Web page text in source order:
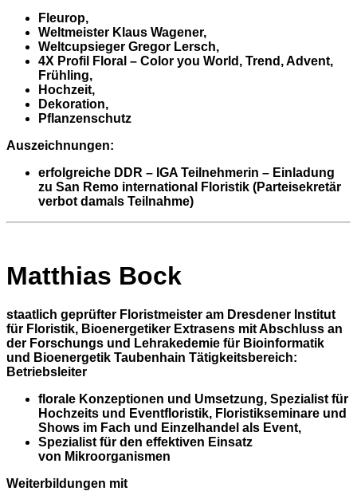
Fleurop,
Weltmeister Klaus Wagener,
Weltcupsieger Gregor Lersch,
4X Profil Floral – Color you World, Trend, Advent,
Frühling,
Hochzeit,
Dekoration,
Pflanzenschutz
Auszeichnungen:
erfolgreiche DDR – IGA Teilnehmerin – Einladung
zu San Remo international Floristik (Parteisekretär
verbot damals Teilnahme)
Matthias Bock
staatlich geprüfter Floristmeister am Dresdener Institut
für Floristik, Bioenergetiker Extrasens mit Abschluss an
der Forschungs und Lehrakedemie für Bioinformatik
und Bioenergetik Taubenhain Tätigkeitsbereich:
Betriebsleiter
florale Konzeptionen und Umsetzung, Spezialist für
Hochzeits und Eventfloristik, Floristikseminare und
Shows im Fach und Einzelhandel als Event,
Spezialist für den effektiven Einsatz
von Mikroorganismen
Weiterbildungen mit